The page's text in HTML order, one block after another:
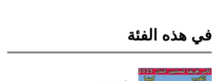
في هذه الفئة